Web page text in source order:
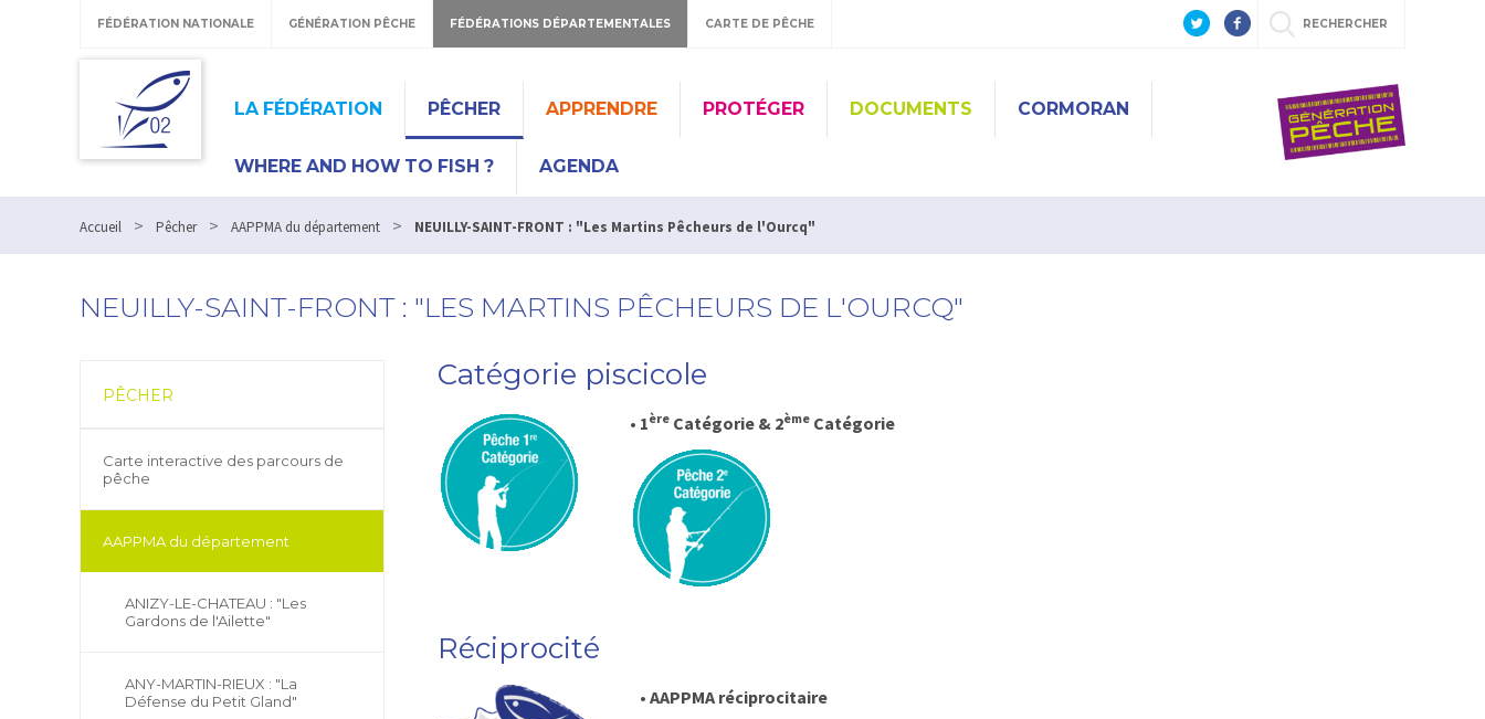
FÉDÉRATION NATIONALE GÉNÉRATION PÊCHE FÉDÉRATIONS DÉPARTEMENTALES CARTE DE PÊCHE RECHERCHER
LA FÉDÉRATION PÊCHER APPRENDRE PROTÉGER DOCUMENTS CORMORAN
WHERE AND HOW TO FISH ? AGENDA
Accueil > Pêcher > AAPPMA du département > NEUILLY-SAINT-FRONT : "Les Martins Pêcheurs de l'Ourcq"
NEUILLY-SAINT-FRONT : "LES MARTINS PÊCHEURS DE L'OURCQ"
PÊCHER
Carte interactive des parcours de
pêche
AAPPMA du département
ANIZY-LE-CHATEAU : "Les
Gardons de l'Ailette"
ANY-MARTIN-RIEUX : "La
Défense du Petit Gland"
Catégorie piscicole
• 1èreCatégorie & 2èmeCatégorie
Réciprocité
• AAPPMA réciprocitaire